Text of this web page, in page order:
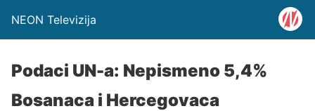
NEON Televizija
Podaci UN-a: Nepismeno 5,4%
Bosanaca i Hercegovaca